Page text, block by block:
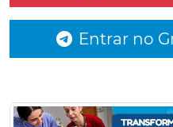
Entrar no